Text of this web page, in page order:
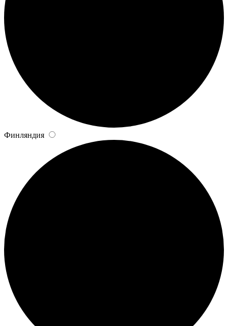
Финляндия